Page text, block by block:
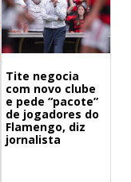
Tite negocia
com novo clube
e pede “pacote”
de jogadores do
Flamengo, diz
jornalista